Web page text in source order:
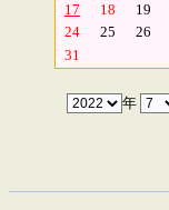
17
18 19
24
25 26
31
年